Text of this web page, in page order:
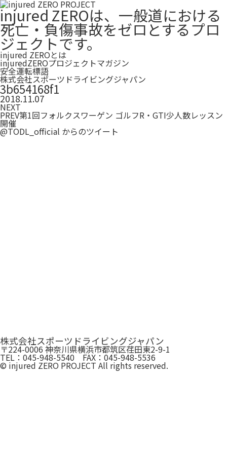
injured ZEROは、一般道における
死亡・負傷事故をゼロとするプロ
ジェクトです。
injured ZEROとは
injuredZEROプロジェクトマガジン
安全運転標語
株式会社スポーツドライビングジャパン
3b654168f1
2018.11.07
NEXT
PREV第1回フォルクスワーゲン ゴルフR・GTI少人数レッスン
開催
@TODL_official からのツイート
株式会社スポーツドライビングジャパン
〒224-0006 神奈川県横浜市都筑区荏田東2-9-1
TEL：045-948-5540 FAX：045-948-5536
© injured ZERO PROJECT All rights reserved.